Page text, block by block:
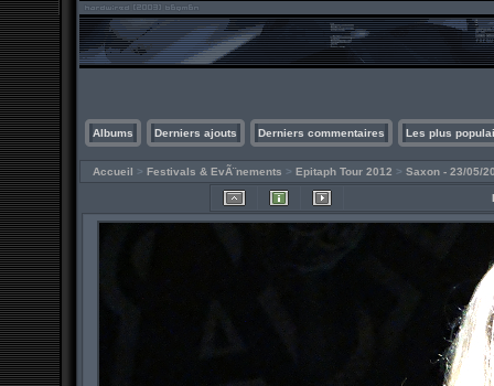
Albums Derniers ajouts Derniers commentaires Les plus
Accueil > Festivals & EvÃ¨nements > Epitaph Tour 2012 > Saxon - 23/05/